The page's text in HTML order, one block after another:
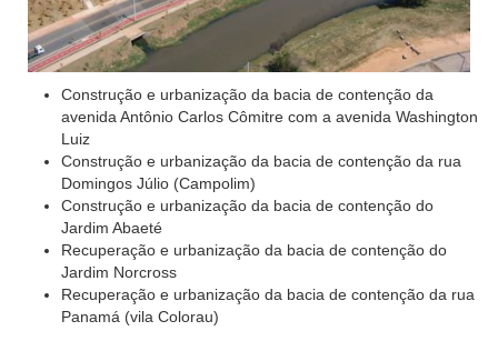
Construção e urbanização da bacia de contenção da
avenida Antônio Carlos Cômitre com a avenida Washington
Luiz
Construção e urbanização da bacia de contenção da rua
Domingos Júlio (Campolim)
Construção e urbanização da bacia de contenção do
Jardim Abaeté
Recuperação e urbanização da bacia de contenção do
Jardim Norcross
Recuperação e urbanização da bacia de contenção da rua
Panamá (vila Colorau)